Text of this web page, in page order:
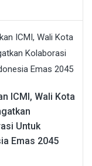
ICMI, Wali Kota
Untuk
Emas 2045